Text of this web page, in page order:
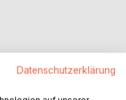
Datenschutzerklärung